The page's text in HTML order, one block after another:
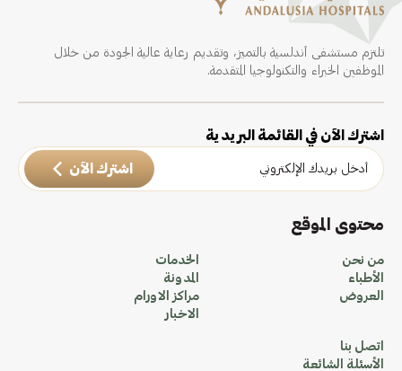
تلتزم مستشفى أندلسية بالتميز، وتقديم رعاية عالية الجودة من خلال
الموظفين الخبراء والتكنولوجيا المتقدمة.
اشترك الآن في القائمة البريدية
اشترك الآن
محتوى الموقع
من نحن
الأطباء
العروض
الخدمات
المدونة
مراكز الاورام
الاخبار
اتصل بنا
الأسئلة الشائعة